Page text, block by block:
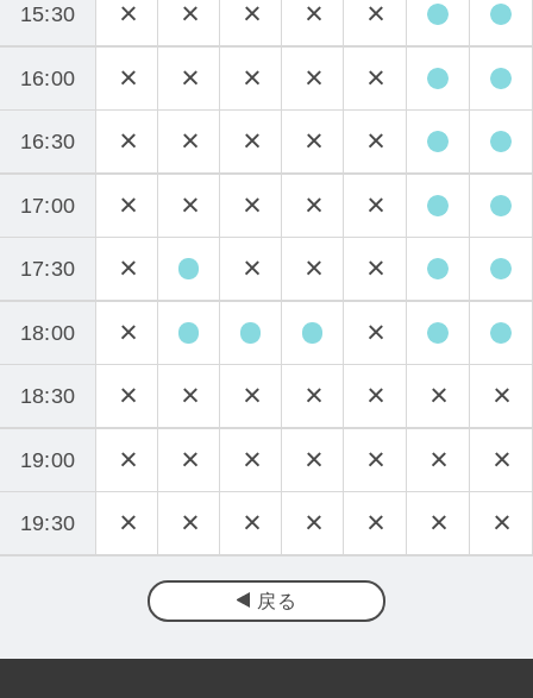
15:30
16:00
16:30
17:00
17:30
18:00
18:30
19:00
19:30
戻る